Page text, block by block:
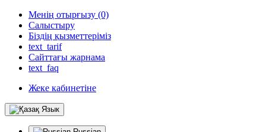
Менің отырғызу (0)
Салыстыру
Біздің қызметтеріміз
text_tarif
Сайттағы жарнама
text_faq
Жеке кабинетіне
Язык